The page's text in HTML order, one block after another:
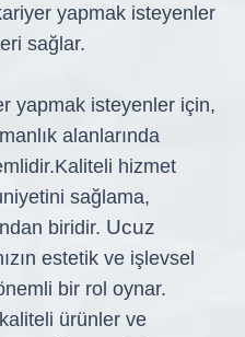
yapmak isteyenler
sağlar.
yapmak isteyenler için,
alanlarında
Kaliteli hizmet
sağlama,
biridir. Ucuz
estetik ve işlevsel
bir rol oynar.
ürünler ve